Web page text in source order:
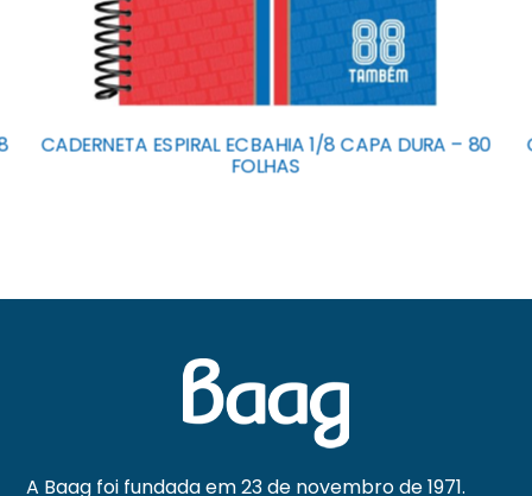
CADERNETA ESPIRAL ECBAHIA 1/8 CAPA DURA – 80
FOLHAS
A Baag foi fundada em 23 de novembro de 1971.